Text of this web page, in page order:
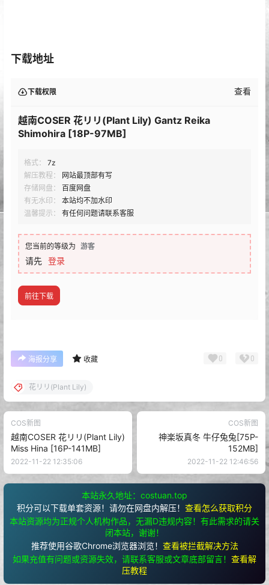
下载地址
下载权限 查看
越南COSER 花リリ(Plant Lily) Gantz Reika
Shimohira [18P-97MB]
格式：
7z
解压教程：
网站最顶部有写
存储网盘：
百度网盘
有无水印：
本站均不加水印
温馨提示：
有任何问题请联系客服
您当前的等级为 游客
请先 登录
前往下载
海报分享 收藏 0 0
花リリ(Plant Lily)
COS新图
越南COSER 花リリ(Plant Lily)
Miss Hina [16P-141MB]
2022-11-22 12:35:06
COS新图
神楽坂真冬 牛仔兔兔[75P-
152MB]
2022-11-22 12:46:56
本站永久地址：costuan.top
积分可以下载单套资源！请勿在网盘内解压！ 查看怎么获取积分
本站资源均为正规个人机构作品，无漏D违规内容！有此需求的请关
闭本站，谢谢！
推荐使用谷歌Chrome浏览器浏览！ 查看被拦截解决方法
如果充值有问题或资源失效，请联系客服或文章底部留言！ 查看解
压教程